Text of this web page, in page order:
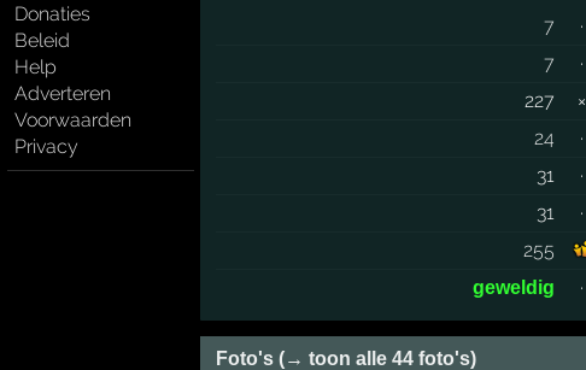
Donaties
Beleid
Help
Adverteren
Voorwaarden
Privacy
7 ·
7
·
227
×
24
·
31
·
31
·
255
geweldig ·
Foto's (→ toon alle 44 foto's)